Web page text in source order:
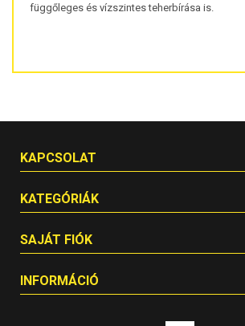
függőleges és vízszintes teherbírása is.
KAPCSOLAT
KATEGÓRIÁK
SAJÁT FIÓK
INFORMÁCIÓ